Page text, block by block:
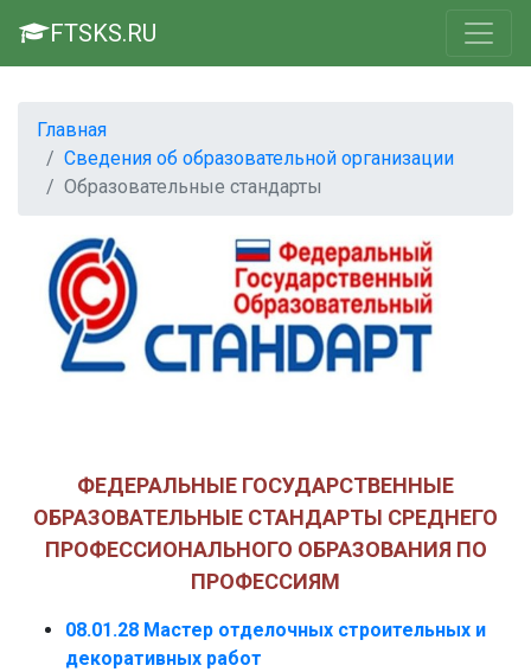
FTSKS.RU
Главная
Сведения об образовательной организации
Образовательные стандарты
ФЕДЕРАЛЬНЫЕ ГОСУДАРСТВЕННЫЕ
ОБРАЗОВАТЕЛЬНЫЕ СТАНДАРТЫ СРЕДНЕГО
ПРОФЕССИОНАЛЬНОГО ОБРАЗОВАНИЯ ПО
ПРОФЕССИЯМ
08.01.28 Мастер отделочных строительных и
декоративных работ